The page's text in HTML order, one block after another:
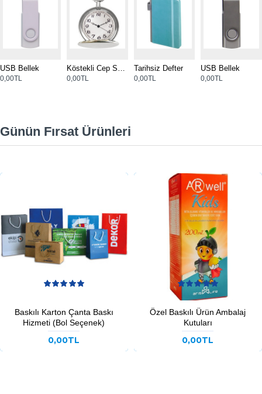
USB Bellek
0,00TL
Köstekli Cep Saati
0,00TL
Tarihsiz Defter
0,00TL
USB Bellek
0,00TL
Günün Fırsat Ürünleri
Baskılı Karton Çanta Baskı
Hizmeti (Bol Seçenek)
0,00TL
Özel Baskılı Ürün Ambalaj
Kutuları
0,00TL